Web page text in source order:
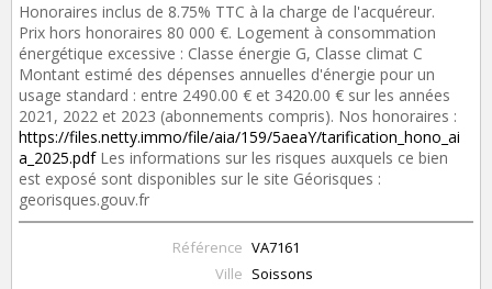
Honoraires inclus de 8.75% TTC à la charge de l'acquéreur.
Prix hors honoraires 80 000 €. Logement à consommation
énergétique excessive : Classe énergie G, Classe climat C
Montant estimé des dépenses annuelles d'énergie pour un
usage standard : entre 2490.00 € et 3420.00 € sur les années
2021, 2022 et 2023 (abonnements compris). Nos honoraires :
https://files.netty.immo/file/aia/159/5aeaY/tarification_hono_ai
a_2025.pdfLes informations sur les risques auxquels ce bien
est exposé sont disponibles sur le site Géorisques :
georisques.gouv.fr
Référence VA7161
Ville Soissons